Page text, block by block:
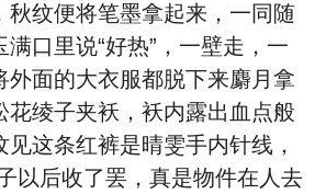
秋纹便将笔墨拿起来，一同随
口里说“好热”，一壁走，一
外面的大衣服都脱下来麝月拿
花绫子夹袄，袄内露出血点般
这条红裤是晴雯手内针线，
以后收了罢，真是物件在人去